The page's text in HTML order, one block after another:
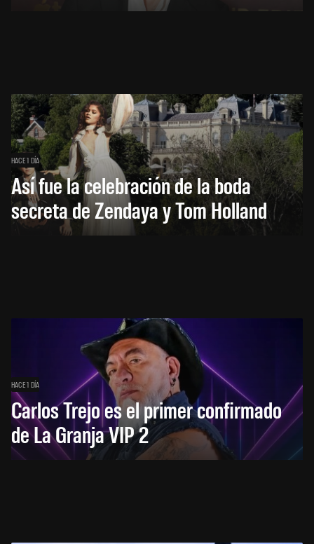
HACE 1 DÍA
Así fue la celebración de la boda
secreta de Zendaya y Tom Holland
HACE 1 DÍA
Carlos Trejo es el primer confirmado
de La Granja VIP 2